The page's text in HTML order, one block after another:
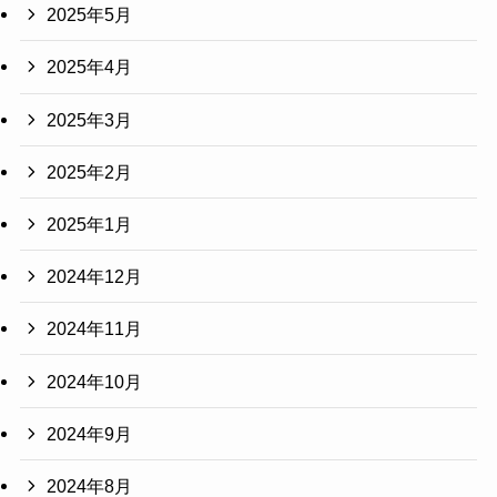
2025年5月
2025年4月
2025年3月
2025年2月
2025年1月
2024年12月
2024年11月
2024年10月
2024年9月
2024年8月